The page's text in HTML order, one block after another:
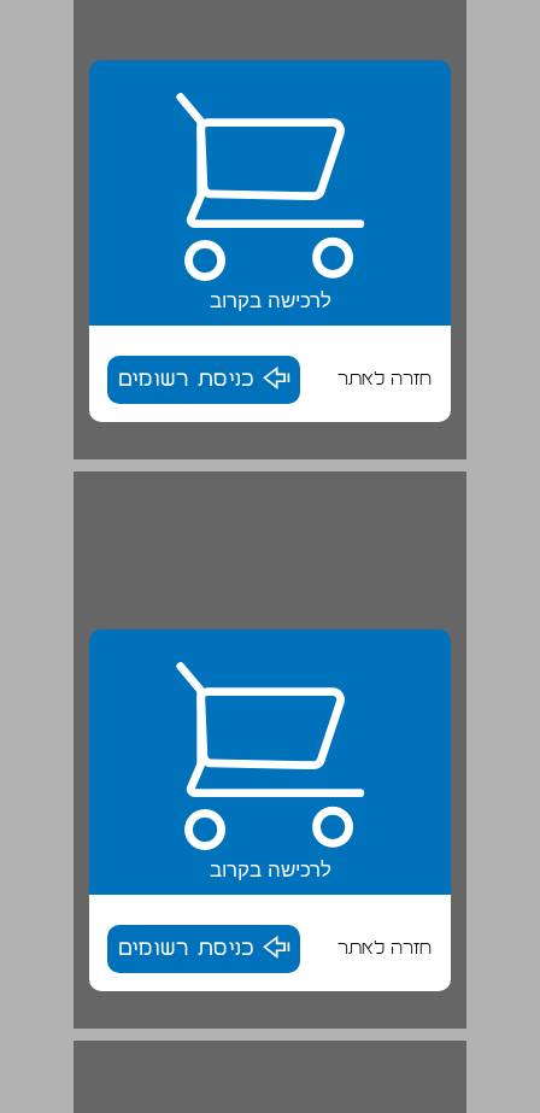
לרכישה בקרוב
חזרה לאתר כניסת רשומים
צבעים וצורות | קופסה לשונית ... 10
לרכישה בקרוב
חזרה לאתר כניסת רשומים
מה לא מתאים לקבוצה? | תרגיל ... 11